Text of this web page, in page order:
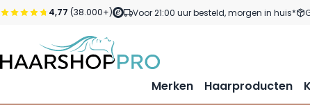
Ga naar de inhoud
4,77 (38.000+) Voor 21:00 uur besteld, morgen in huis*
Merken Haarproducten